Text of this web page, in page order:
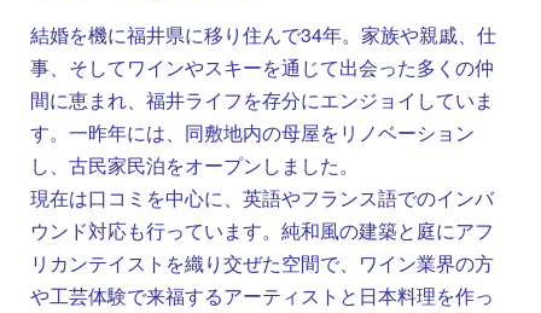
結婚を機に福井県に移り住んで34年。家族や親戚、仕
事、そしてワインやスキーを通じて出会った多くの仲
間に恵まれ、福井ライフを存分にエンジョイしていま
す。一昨年には、同敷地内の母屋をリノベーション
し、古民家民泊をオープンしました。
現在は口コミを中心に、英語やフランス語でのインバ
ウンド対応も行っています。純和風の建築と庭にアフ
リカンテイストを織り交ぜた空間で、ワイン業界の方
や工芸体験で来福するアーティストと日本料理を作っ